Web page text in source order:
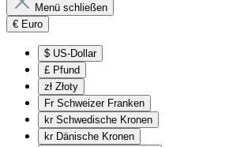
Menü schließen
€ Euro
$ US-Dollar
£ Pfund
zł Złoty
Fr Schweizer Franken
kr Schwedische Kronen
kr Dänische Kronen